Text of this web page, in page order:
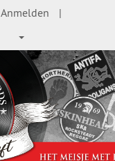
Anmelden